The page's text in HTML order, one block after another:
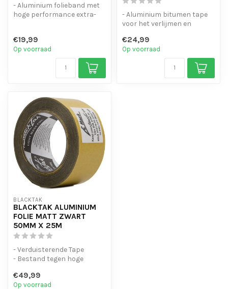
- Aluminium folieband met
hoge performance extra-
€19,99
Op voorraad
- Aluminium bitumen tape
voor het verlijmen en
dakgoten, d...
€24,99
Op voorraad
BLACKTAK
BLACKTAK ALUMINIUM
FOLIE MATT ZWART
50MM X 25M
- Verduisterende Tape
- Bestand tegen hoge
- Makkelijk verwerkbaar
€49,99
Op voorraad